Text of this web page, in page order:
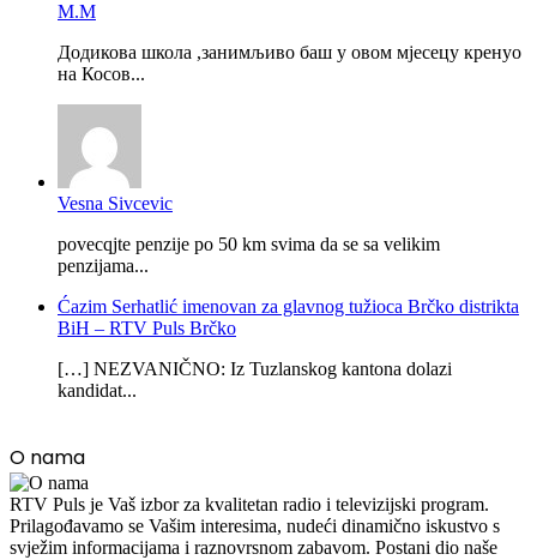
М.М
Додикова школа ,занимљиво баш у овом мјесецу кренуо
на Косов...
Vesna Sivcevic
povecqjte penzije po 50 km svima da se sa velikim
penzijama...
Ćazim Serhatlić imenovan za glavnog tužioca Brčko distrikta
BiH – RTV Puls Brčko
[…] NEZVANIČNO: Iz Tuzlanskog kantona dolazi
kandidat...
O nama
RTV Puls je Vaš izbor za kvalitetan radio i televizijski program.
Prilagođavamo se Vašim interesima, nudeći dinamično iskustvo s
svježim informacijama i raznovrsnom zabavom. Postani dio naše